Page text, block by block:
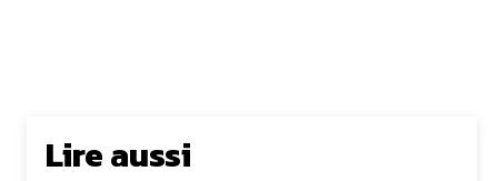
Lire aussi